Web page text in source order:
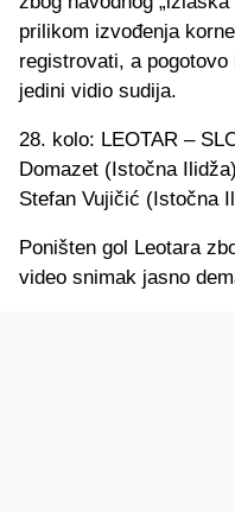
prilikom izvođenja
registrovati, a
jedini vidio sudija.
28. kolo: LEOTAR –
Domazet (Istočna
Stefan Vujičić (Istočna
Poništen gol Leotara
video snimak jasno